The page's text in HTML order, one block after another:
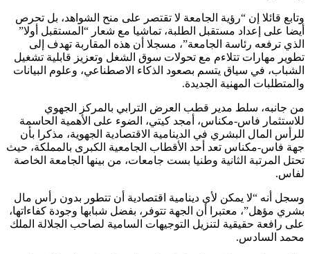
وتابع قائلا إن “رؤية الجامعة لا تقتصر على منح الشواهد، بل تحرص
أيضا على إعداد مستقبل الطلبة، تماشيا مع شعار “المستقبل أولا”
الذي ترفعه رئاسة الجامعة”، مسجلا أن هذه المقاربة تهدف إلى
تطوير مهارات تتلاءم مع تحولات سوق الشغل وتعزيز قابلية تشغيل
الشباب، في سياق يتسم بصعود الذكاء الاصطناعي، وعلوم البيانات
والمتطلبات المهنية الجديدة.
من جانبه، سلط مدير قطب العرض الترابي بالمركز الجهوي
للاستثمار فاس-مكناس، أمجد كيتي، الضوء على الأهمية الحاسمة
للرأس المال البشري في الدينامية الاقتصادية الجهوية، مذكرا بأن
جهة فاس-مكناس تعد أحد الأقطاب الجامعية الكبرى بالمملكة، حيث
تحتل المرتبة الثانية وطنيا بست جامعات، من بينها الجامعة الخاصة
لفاس.
وسجل أنه “لا يمكن لأي دينامية اقتصادية أن تتطور بدون رأس مال
بشري مؤهل”، معتبرا أن الجهة تتوفر، بفضل شبابها وجودة كفاءاتها،
على رافعة حقيقية لتنزيل التوجيهات السامية لصاحب الجلالة الملك
محمد السادس.